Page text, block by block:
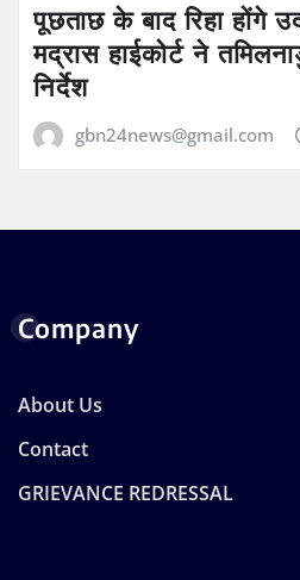
पूछताछ के बाद रिहा होंगे
मद्रास हाईकोर्ट ने
निर्देश
gbn24news@gmail.com
Company
About Us
Contact
GRIEVANCE REDRESSAL